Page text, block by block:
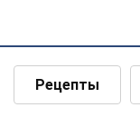
Рецепты